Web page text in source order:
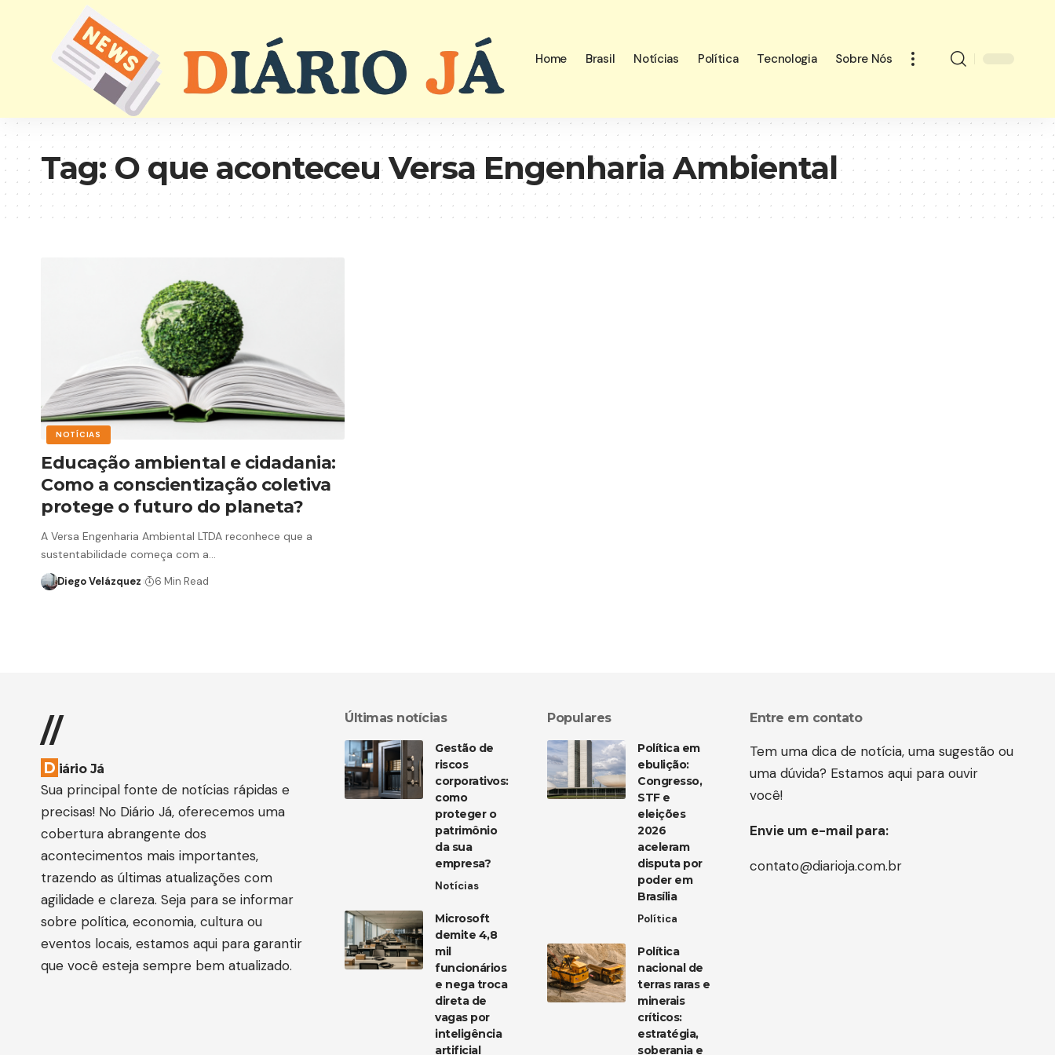
Home Brasil Notícias Política Tecnologia Sobre Nós
Tag:O que aconteceu Versa Engenharia Ambiental
NOTÍCIAS
Educação ambiental e cidadania:
Como a conscientização coletiva
protege o futuro do planeta?
A Versa Engenharia Ambiental LTDA reconhece que a
sustentabilidade começa com a…
Diego Velázquez 6 Min Read
//
D iário Já
Sua principal fonte de notícias rápidas e
precisas! No Diário Já, oferecemos uma
cobertura abrangente dos
acontecimentos mais importantes,
trazendo as últimas atualizações com
agilidade e clareza. Seja para se informar
sobre política, economia, cultura ou
eventos locais, estamos aqui para garantir
que você esteja sempre bem atualizado.
Últimas notícias
Gestão de
riscos
corporativos:
como
proteger o
patrimônio
da sua
empresa?
Notícias
Microsoft
demite 4,8
mil
funcionários
e nega troca
direta de
vagas por
inteligência
artificial
Populares
Política em
ebulição:
Congresso,
STF e
eleições
2026
aceleram
disputa por
poder em
Brasília
Política
Política
nacional de
terras raras e
minerais
críticos:
estratégia,
soberania e
Entre em contato
Tem uma dica de notícia, uma sugestão ou
uma dúvida? Estamos aqui para ouvir
você!
Envie um e-mail para:
contato@diarioja.com.br